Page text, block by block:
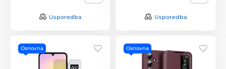
Usporedba Usporedba
Osnovna Osnovna